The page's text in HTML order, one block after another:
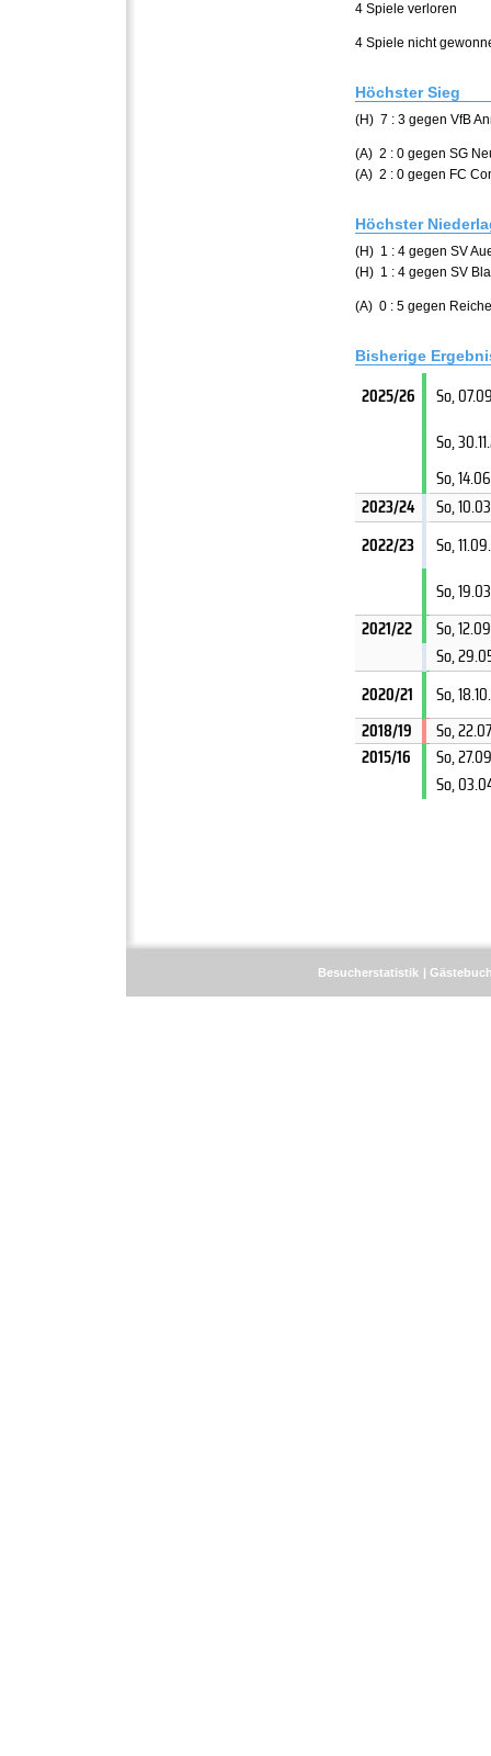
4 Spiele verloren
4 Spiele nicht
Höchster Sieg
(H) 7 : 3 gegen VfB
(A) 2 : 0 gegen SG
(A) 2 : 0 gegen FC
Höchster
(H) 1 : 4 gegen SV
(H) 1 : 4 gegen SV
(A) 0 : 5 gegen
Bisherige
2025/26
So,
So,
So,
2023/24
So,
2022/23
So,
So,
2021/22
So,
So,
2020/21
So,
2018/19
So,
2015/16
So,
So,
Besucherstatistik